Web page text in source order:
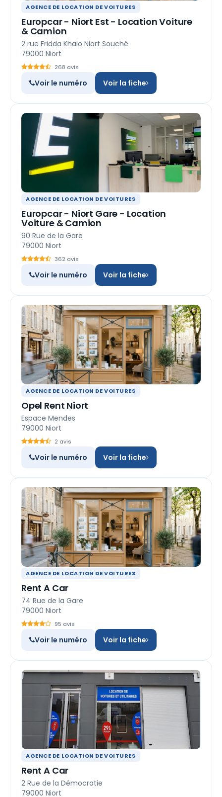
AGENCE DE LOCATION DE VOITURES
Europcar - Niort Est - Location Voiture
& Camion
2 rue Fridda Khalo Niort Souché
79000 Niort
268 avis
Voir le numéro Voir la fiche
AGENCE DE LOCATION DE VOITURES
Europcar - Niort Gare - Location
Voiture & Camion
90 Rue de la Gare
79000 Niort
362 avis
Voir le numéro Voir la fiche
AGENCE DE LOCATION DE VOITURES
Opel Rent Niort
Espace Mendes
79000 Niort
2 avis
Voir le numéro Voir la fiche
AGENCE DE LOCATION DE VOITURES
Rent A Car
74 Rue de la Gare
79000 Niort
95 avis
Voir le numéro Voir la fiche
AGENCE DE LOCATION DE VOITURES
Rent A Car
2 Rue de la Démocratie
79000 Niort